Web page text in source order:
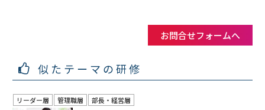
お問合せフォームへ
似たテーマの研修
リーダー層 管理職層 部長・経営層